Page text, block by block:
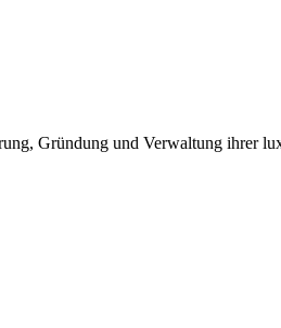
Gründung und Verwaltung ihrer